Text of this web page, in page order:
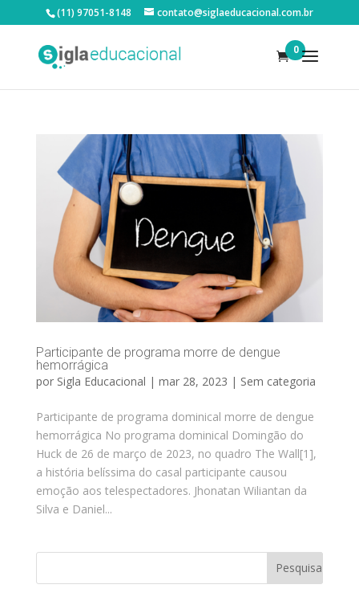
(11) 97051-8148 contato@siglaeducacional.com.br
0
Participante de programa morre de dengue
hemorrágica
por Sigla Educacional | mar 28, 2023 | Sem categoria
Participante de programa dominical morre de dengue
hemorrágica No programa dominical Domingão do
Huck de 26 de março de 2023, no quadro The Wall[1],
a história belíssima do casal participante causou
emoção aos telespectadores. Jhonatan Wiliantan da
Silva e Daniel...